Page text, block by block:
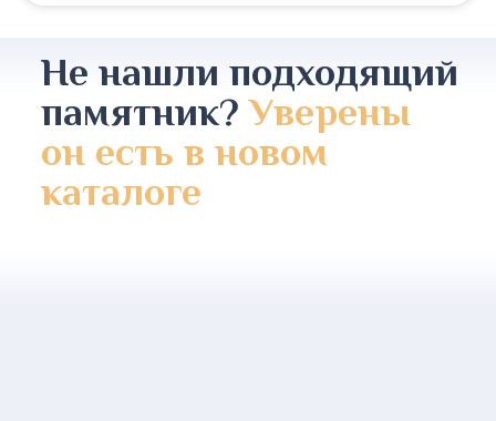
Не нашли подходящий
памятник?Уверены
он есть в новом
каталоге